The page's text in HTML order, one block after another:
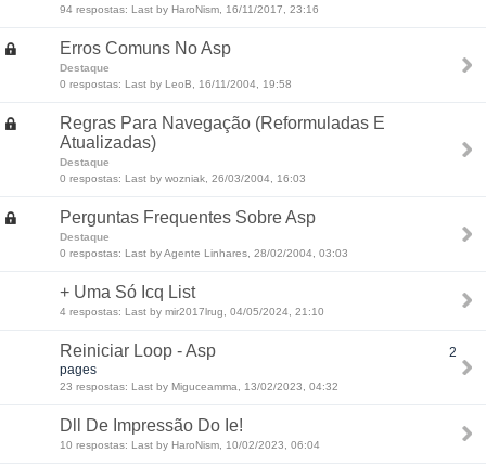
94 respostas: Last by HaroNism, 16/11/2017, 23:16
Erros Comuns No Asp
Destaque
0 respostas: Last by LeoB, 16/11/2004, 19:58
Regras Para Navegação (Reformuladas E
Atualizadas)
Destaque
0 respostas: Last by wozniak, 26/03/2004, 16:03
Perguntas Frequentes Sobre Asp
Destaque
0 respostas: Last by Agente Linhares, 28/02/2004, 03:03
+ Uma Só Icq List
4 respostas: Last by mir2017lrug, 04/05/2024, 21:10
Reiniciar Loop - Asp
2
pages
23 respostas: Last by Miguceamma, 13/02/2023, 04:32
Dll De Impressão Do Ie!
10 respostas: Last by HaroNism, 10/02/2023, 06:04